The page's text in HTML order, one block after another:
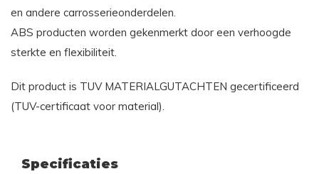
en andere carrosserieonderdelen.
ABS producten worden gekenmerkt door een verhoogde
sterkte en flexibiliteit.
Dit product is TUV MATERIALGUTACHTEN gecertificeerd
(TUV-certificaat voor material).
Specificaties